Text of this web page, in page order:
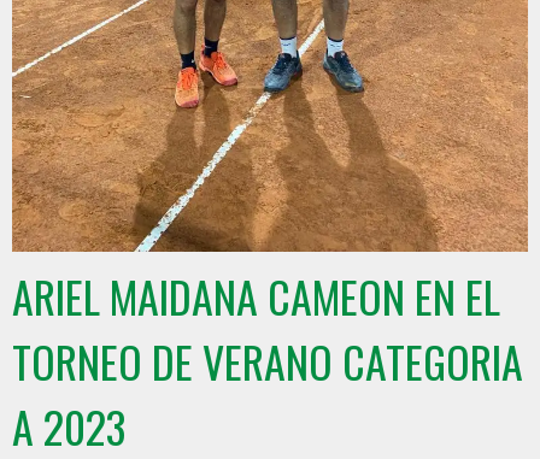
ARIEL MAIDANA CAMEON EN EL
TORNEO DE VERANO CATEGORIA
A 2023